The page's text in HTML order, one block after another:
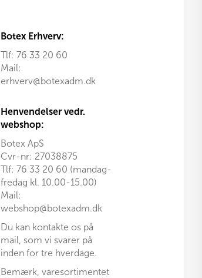
Botex Erhverv:
Tlf: 76 33 20 60
Mail:
erhverv@botexadm.dk
Henvendelser vedr.
webshop:
Botex ApS
Cvr-nr: 27038875
Tlf: 76 33 20 60 (mandag-
fredag kl. 10.00-15.00)
Mail:
webshop@botexadm.dk
Du kan kontakte os på
mail, som vi svarer på
inden for tre hverdage.
Bemærk, varesortimentet